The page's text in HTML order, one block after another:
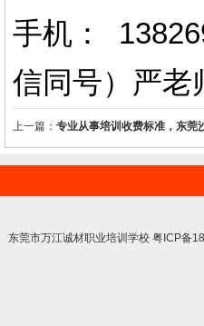
手机：
信同号）严老
上一篇： 专业从事培训收费标准，东莞
东莞市万江诚材职业培训学校 粤ICP备